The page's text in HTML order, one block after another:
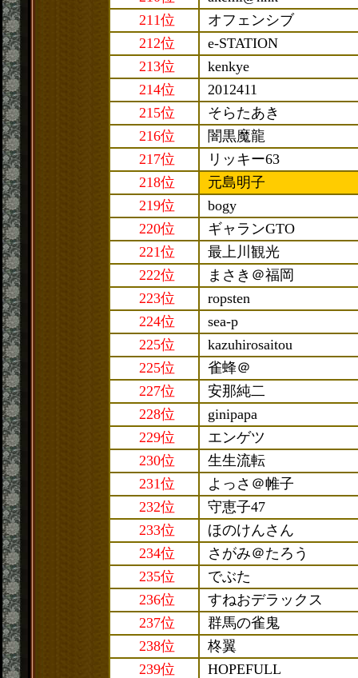
211位
オフェンシブ
212位
e-STATION
213位
kenkye
214位
2012411
215位
そらたあき
216位
闇黒魔龍
217位
リッキー63
218位
元島明子
219位
bogy
220位
ギャランGTO
221位
最上川観光
222位
まさき＠福岡
223位
ropsten
224位
sea-p
225位
kazuhirosaitou
225位
雀蜂＠
227位
安那純二
228位
ginipapa
229位
エンゲツ
230位
生生流転
231位
よっさ＠帷子
232位
守恵子47
233位
ほのけんさん
234位
さがみ＠たろう
235位
でぶた
236位
すねおデラックス
237位
群馬の雀鬼
238位
柊翼
239位
HOPEFULL